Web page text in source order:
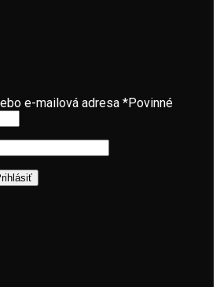
e-mailová adresa *Povinné